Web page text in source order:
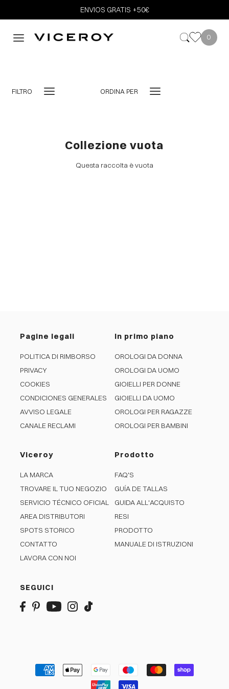
ENVIOS GRATIS +50€
0
FILTRO ORDINA PER
Collezione vuota
Questa raccolta è vuota
Pagine legali
POLITICA DI RIMBORSO
PRIVACY
COOKIES
CONDICIONES GENERALES
AVVISO LEGALE
CANALE RECLAMI
In primo piano
OROLOGI DA DONNA
OROLOGI DA UOMO
GIOIELLI PER DONNE
GIOIELLI DA UOMO
OROLOGI PER RAGAZZE
OROLOGI PER BAMBINI
Viceroy
LA MARCA
TROVARE IL TUO NEGOZIO
SERVICIO TÉCNICO OFICIAL
AREA DISTRIBUTORI
SPOTS STORICO
CONTATTO
LAVORA CON NOI
Prodotto
FAQ'S
GUÍA DE TALLAS
GUIDA ALL'ACQUISTO
RESI
PRODOTTO
MANUALE DI ISTRUZIONI
SEGUICI